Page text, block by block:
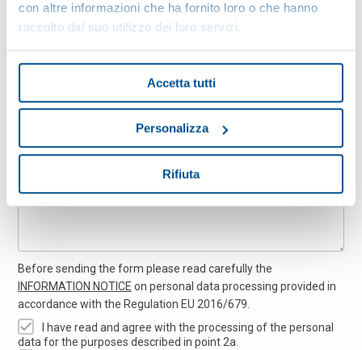
con altre informazioni che ha fornito loro o che hanno
raccolto dal suo utilizzo dei loro servizi.
Accetta tutti
Personalizza
Rifiuta
Before sending the form please read carefully the
INFORMATION NOTICE on personal data processing provided in
accordance with the Regulation EU 2016/679.
I have read and agree with the processing of the personal
data for the purposes described in point 2a.